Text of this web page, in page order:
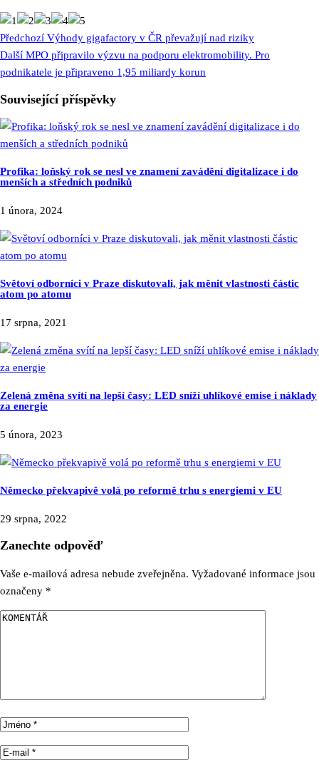
Předchozí Výhody gigafactory v ČR převažují nad riziky
Další MPO připravilo výzvu na podporu elektromobility. Pro
podnikatele je připraveno 1,95 miliardy korun
Související příspěvky
Profika: loňský rok se nesl ve znamení zavádění digitalizace i do
menších a středních podniků
1 února, 2024
Světoví odborníci v Praze diskutovali, jak měnit vlastnosti částic
atom po atomu
17 srpna, 2021
Zelená změna svítí na lepší časy: LED sníží uhlíkové emise i náklady
za energie
5 února, 2023
Německo překvapivě volá po reformě trhu s energiemi v EU
29 srpna, 2022
Zanechte odpověď
Vaše e-mailová adresa nebude zveřejněna. Vyžadované informace jsou
označeny *